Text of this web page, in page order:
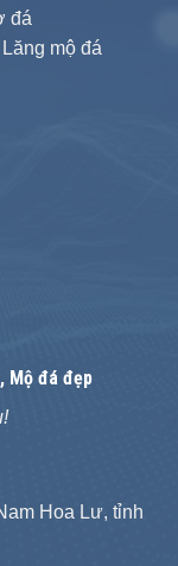
đá
mộ đá
Mộ đá đẹp
Hoa Lư, tỉnh